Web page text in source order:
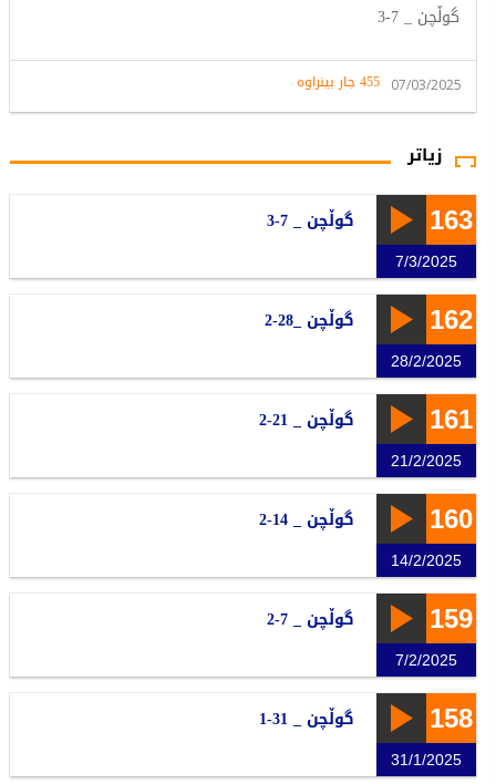
گوڵچن _ 7-3
07/03/2025 455 جار بینراوە
زیاتر
163
7/3/2025
گوڵچن _ 7-3
162
28/2/2025
گوڵچن _28-2
161
21/2/2025
گوڵچن _ 21-2
160
14/2/2025
گوڵچن _ 14-2
159
7/2/2025
گوڵچن _ 7-2
158
31/1/2025
گوڵچن _ 31-1